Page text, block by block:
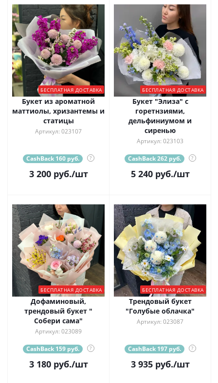
БЕСПЛАТНАЯ ДОСТАВКА
Букет из ароматной
маттиолы, хризантемы и
статицы
Артикул: 023107
CashBack 160 руб. ?
3 200руб./шт
БЕСПЛАТНАЯ ДОСТАВКА
Букет "Элиза" с
горетнзиями,
дельфиниумом и
сиренью
Артикул: 023103
CashBack 262 руб. ?
5 240руб./шт
БЕСПЛАТНАЯ ДОСТАВКА
Дофаминовый,
трендовый букет "
Собери сама"
Артикул: 023089
CashBack 159 руб. ?
3 180руб./шт
БЕСПЛАТНАЯ ДОСТАВКА
Трендовый букет
"Голубые облачка"
Артикул: 023087
CashBack 197 руб. ?
3 935руб./шт